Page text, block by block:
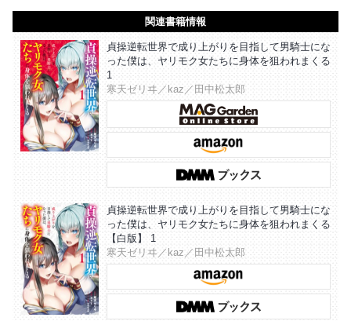
関連書籍情報
貞操逆転世界で成り上がりを目指して男騎士にな
った僕は、ヤリモク女たちに身体を狙われまくる
1
寒天ゼリヰ／kaz／田中松太郎
貞操逆転世界で成り上がりを目指して男騎士にな
った僕は、ヤリモク女たちに身体を狙われまくる
【白版】 1
寒天ゼリヰ／kaz／田中松太郎